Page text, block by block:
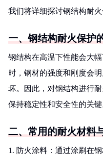
我们将详细探讨钢结构耐火
一、钢结构耐火保护
钢结构在高温下性能会大
时，钢材的强度和刚度会
坏。因此，对钢结构进行
保持稳定性和安全性的关键
二、常用的耐火材料
1. 防火涂料：通过涂刷在